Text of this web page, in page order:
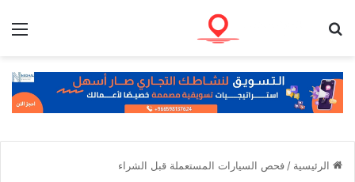
الرئيسية / فحص السيارات المستعملة قبل الشراء